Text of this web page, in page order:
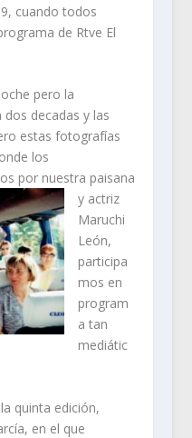
cuando todos
de Rtve El
pero la
decadas y las
estas fotografías
los
por nuestra paisana
y actriz
Maruchi
León,
participa
mos en
program
a tan
mediátic
quinta edición,
en el que